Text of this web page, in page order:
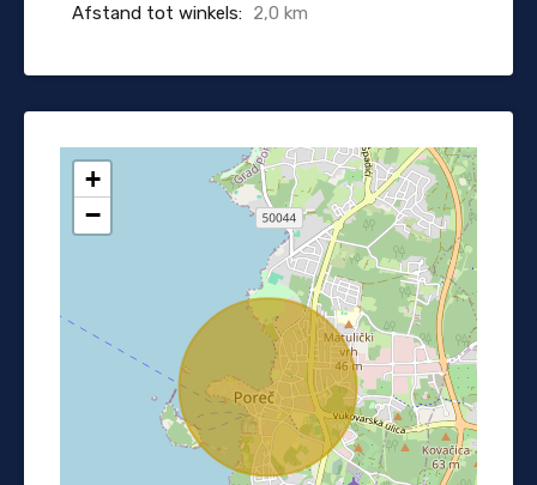
Afstand tot winkels: 2,0 km
+
−